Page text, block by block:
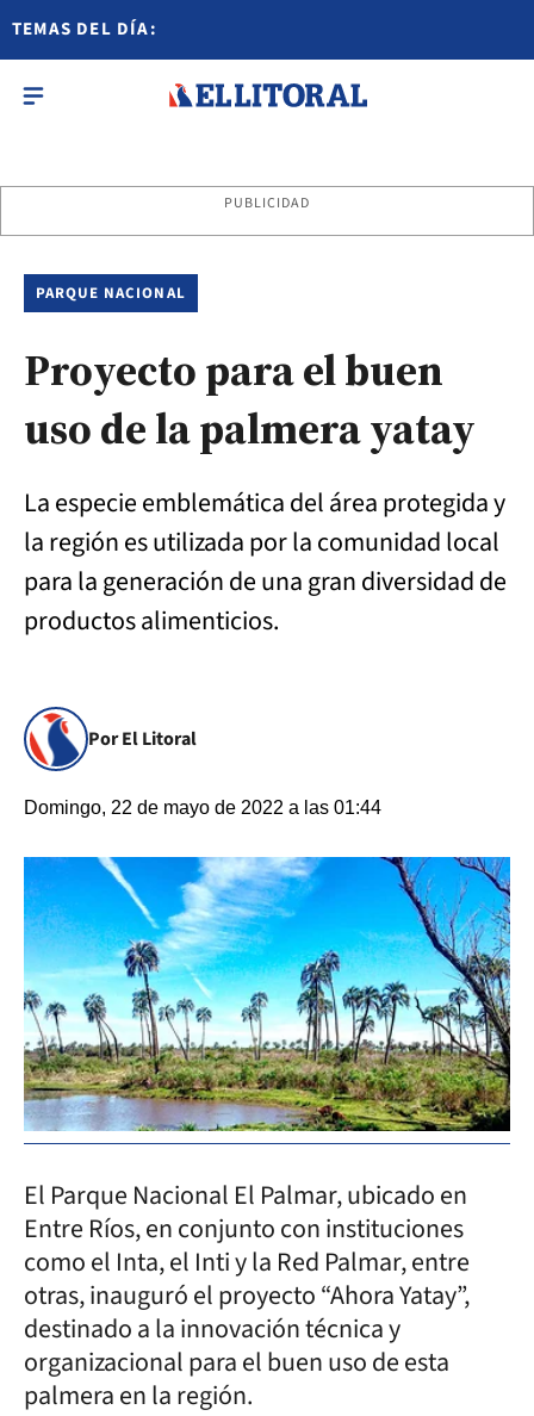
TEMAS DEL DÍA:
PUBLICIDAD
PARQUE NACIONAL
Proyecto para el buen
uso de la palmera yatay
La especie emblemática del área protegida y
la región es utilizada por la comunidad local
para la generación de una gran diversidad de
productos alimenticios.
Por El Litoral
Domingo, 22 de mayo de 2022 a las 01:44
El Parque Nacional El Palmar, ubicado en
Entre Ríos, en conjunto con instituciones
como el Inta, el Inti y la Red Palmar, entre
otras, inauguró el proyecto “Ahora Yatay”,
destinado a la innovación técnica y
organizacional para el buen uso de esta
palmera en la región.